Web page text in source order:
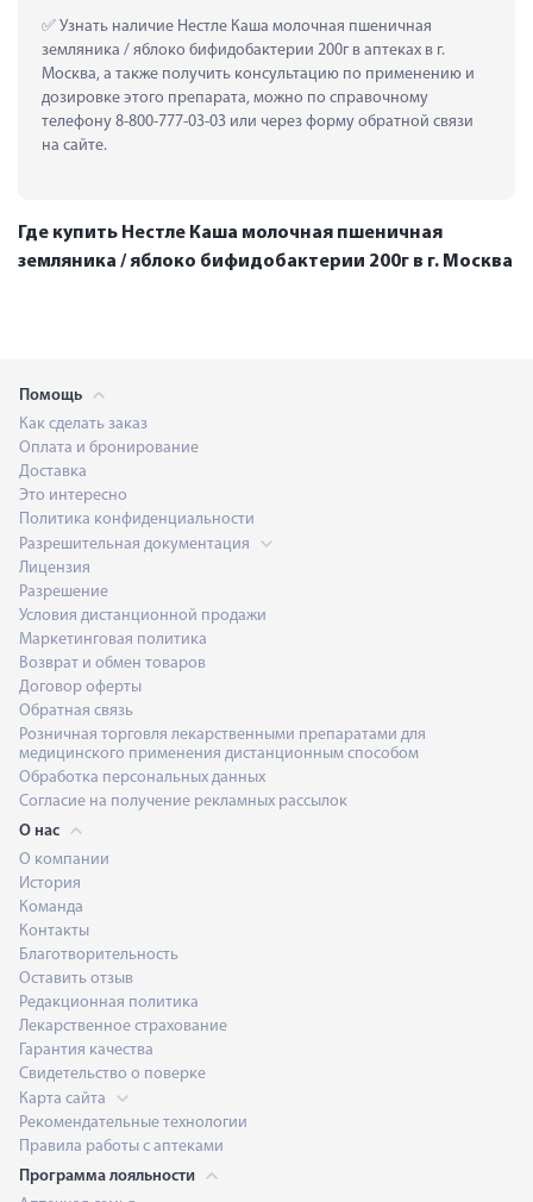
Узнать наличие Нестле Каша молочная пшеничная
земляника / яблоко бифидобактерии 200г в аптеках в г.
Москва, а также получить консультацию по применению и
дозировке этого препарата, можно по справочному
телефону 8-800-777-03-03 или через форму обратной связи
на сайте.
Где купить Нестле Каша молочная пшеничная
земляника / яблоко бифидобактерии 200г в г. Москва
Помощь
Как сделать заказ
Оплата и бронирование
Доставка
Это интересно
Политика конфиденциальности
Разрешительная документация
Лицензия
Разрешение
Условия дистанционной продажи
Маркетинговая политика
Возврат и обмен товаров
Договор оферты
Обратная связь
Розничная торговля лекарственными препаратами для
медицинского применения дистанционным способом
Обработка персональных данных
Согласие на получение рекламных рассылок
О нас
О компании
История
Команда
Контакты
Благотворительность
Оставить отзыв
Редакционная политика
Лекарственное страхование
Гарантия качества
Свидетельство о поверке
Карта сайта
Рекомендательные технологии
Правила работы с аптеками
Программа лояльности